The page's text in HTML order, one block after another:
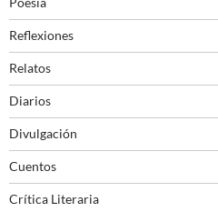
Reflexiones
Relatos
Diarios
Divulgación
Cuentos
Crítica Literaria